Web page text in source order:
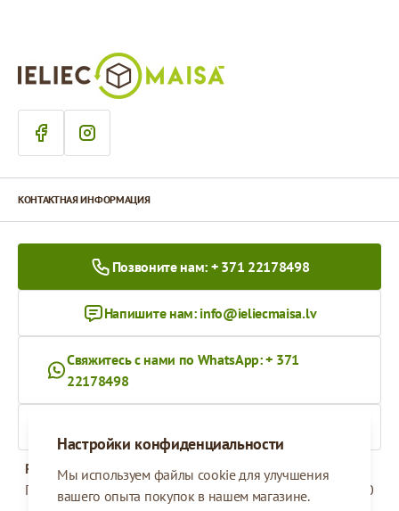
Настройки конфиденциальности
Мы используем файлы cookie для улучшения
вашего опыта покупок в нашем магазине.
КОНТАКТНАЯ ИНФОРМАЦИЯ
Позвоните нам: + 371 22178498
Напишите нам: info@ieliecmaisa.lv
Свяжитесь с нами по WhatsApp: + 371
22178498
Рабочее время
Понедельник - Пятница
09:00 - 17:00